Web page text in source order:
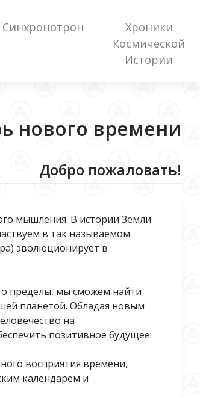
Синхронотрон
Хроники
Космической
Истории
нового времени
Добро пожаловать!
мышления. В истории Земли
в так называемом
эволюционирует в
пределы, мы сможем найти
планетой. Обладая новым
на
позитивное будущее.
восприятия времени,
календарём и